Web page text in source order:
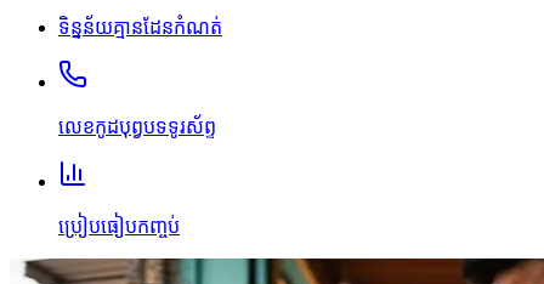
ទិន្នន័យគ្មានដែនកំណត់
លេខកូដបុព្វបទទូរស័ព្ទ
ប្រៀបធៀបកញ្ចប់